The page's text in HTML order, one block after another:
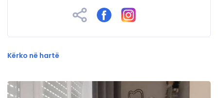
Kërko në hartë